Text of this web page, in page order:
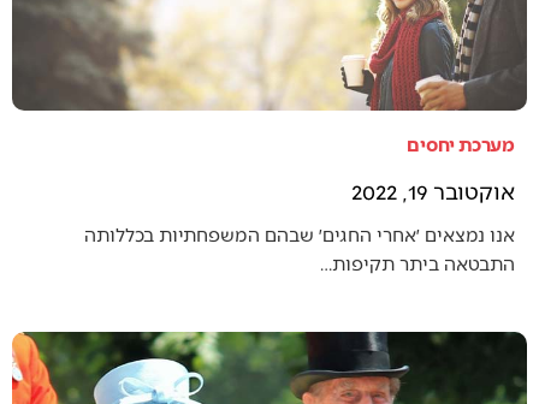
מערכת יחסים
אוקטובר 19, 2022
אנו נמצאים ׳אחרי החגים׳ שבהם המשפחתיות בכללותה
התבטאה ביתר תקיפות…